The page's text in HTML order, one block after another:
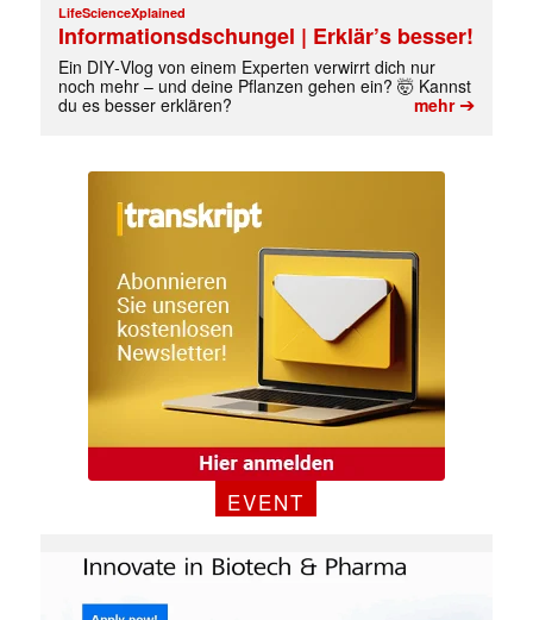
LifeScienceXplained
Informationsdschungel | Erklär’s besser!
Ein DIY‑Vlog von einem Experten verwirrt dich nur
noch mehr – und deine Pflanzen gehen ein? 🤯 Kannst
du es besser erklären?
mehr➔
EVENT